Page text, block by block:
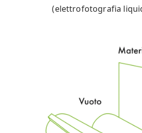
(elettrofotografia